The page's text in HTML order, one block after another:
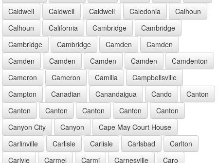
Caldwell
Caldwell Caldwell Caledonia
Calhoun
Calhoun
California Cambridge
Cambridge
Cambridge
Cambridge Camden
Camden
Camden
Camden Camden Camden
Camdenton
Cameron
Cameron Camilla
Campbellsville
Campton
Canadian Canandaigua Cando
Canton
Canton
Canton Canton Canton
Canton
Canyon City
Canyon
Cape May Court House
Carlinville
Carlisle Carlisle Carlsbad
Carlton
Carlyle
Carmel Carmi Carnesville Caro